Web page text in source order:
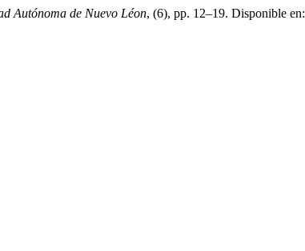
Autónoma de Nuevo Léon, (6), pp. 12–19. Disponible en: